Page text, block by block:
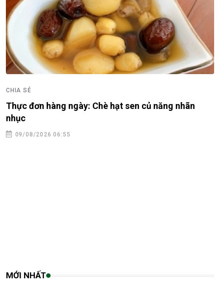
CHIA SẺ
Thực đơn hàng ngày: Chè hạt sen củ năng nhãn
nhục
09/08/2026 06:55
MỚI NHẤT